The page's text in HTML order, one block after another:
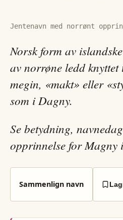
Jentenavn med norrønt
Norsk form av
av norrøne ledd
megin, «makt» eller
som i Dagny.
Se betydning,
opprinnelse for Magny
Sammenlign navn